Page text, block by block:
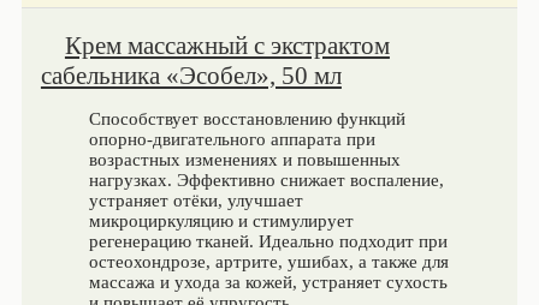
Крем массажный с экстрактом
сабельника «Эсобел», 50 мл
Способствует восстановлению функций
опорно-двигательного аппарата при
возрастных изменениях и повышенных
нагрузках. Эффективно снижает воспаление,
устраняет отёки, улучшает
микроциркуляцию и стимулирует
регенерацию тканей. Идеально подходит при
остеохондрозе, артрите, ушибах, а также для
массажа и ухода за кожей, устраняет сухость